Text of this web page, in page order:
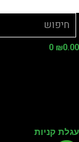
₪
0
קניות